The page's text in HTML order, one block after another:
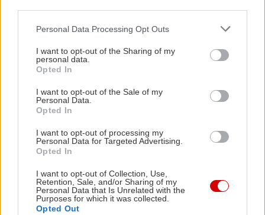
Please note that this website/app uses one or more Google
not limited to your visit or usage behaviour. You may click to
grant or deny consent to Google and its third-party tags to
use your data for below specified purposes in below Google
consent section.
Personal Data Processing Opt Outs
I want to opt-out of the Sharing of my
personal data.
Opted In
I want to opt-out of the Sale of my
Personal Data.
Opted In
I want to opt-out of processing my
Personal Data for Targeted Advertising.
Opted In
I want to opt-out of Collection, Use,
Retention, Sale, and/or Sharing of my
Personal Data that Is Unrelated with the
Purposes for which it was collected.
Opted Out
Σε τι μας κάνουν καλό
οι φράουλες;
Λιναρόσπορος ή σπόροι
chia: Τι είναι καλύτερο;